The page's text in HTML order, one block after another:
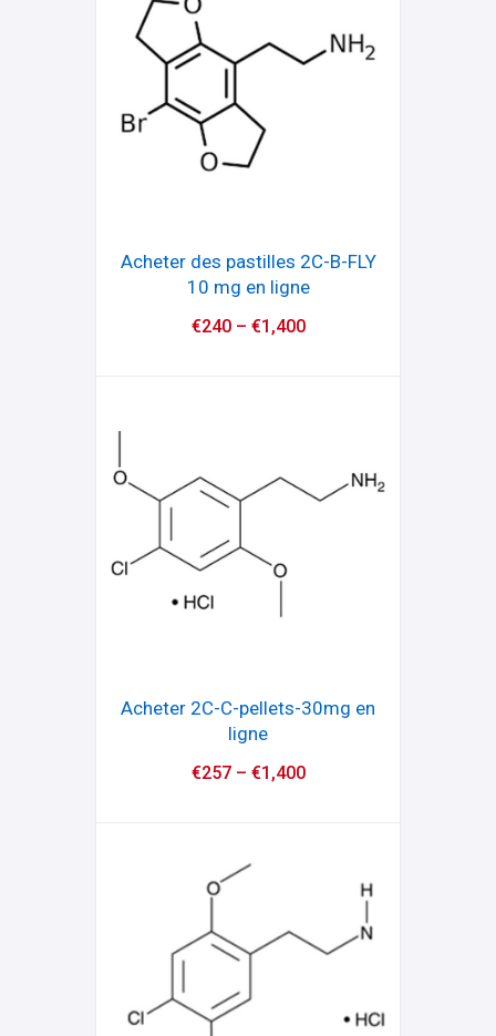
Acheter des pastilles 2C-B-FLY
10 mg en ligne
€240– €1,400
Acheter 2C-C-pellets-30mg en
ligne
€257– €1,400